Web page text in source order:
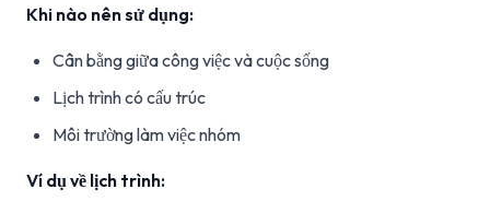
Khi nào nên sử dụng:
Cân bằng giữa công việc và cuộc sống
Lịch trình có cấu trúc
Môi trường làm việc nhóm
Ví dụ về lịch trình: